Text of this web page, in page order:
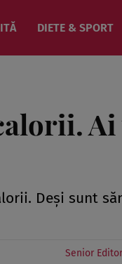
DIETE & SPORT
Ai
Deși sunt
Senior